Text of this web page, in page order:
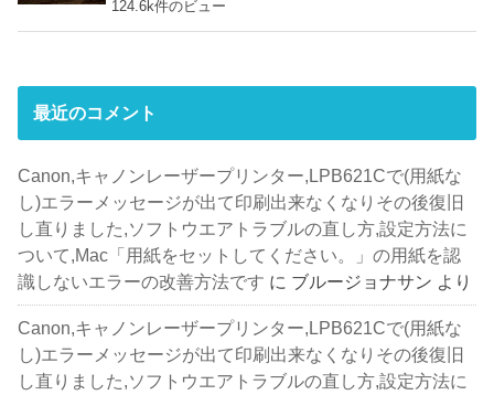
124.6k件のビュー
最近のコメント
Canon,キャノンレーザープリンター,LPB621Cで(用紙な
し)エラーメッセージが出て印刷出来なくなりその後復旧
し直りました,ソフトウエアトラブルの直し方,設定方法に
ついて,Mac「用紙をセットしてください。」の用紙を認
識しないエラーの改善方法です に ブルージョナサン より
Canon,キャノンレーザープリンター,LPB621Cで(用紙な
し)エラーメッセージが出て印刷出来なくなりその後復旧
し直りました,ソフトウエアトラブルの直し方,設定方法に